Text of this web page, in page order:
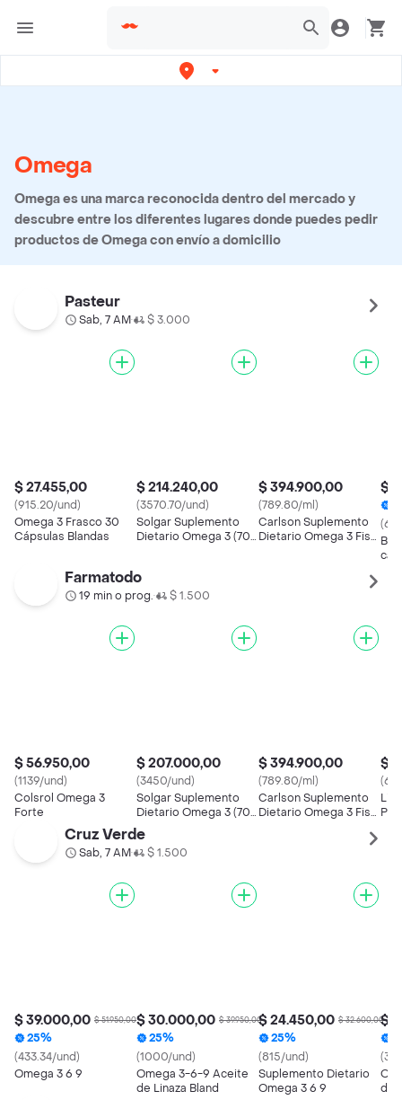
Omega
Omega es una marca reconocida dentro del mercado y
descubre entre los diferentes lugares donde puedes pedir
productos de Omega con envío a domicilio
Pasteur
Sab, 7 AM• $ 3.000
$ 27.455,00
(915.20/und)
Omega 3 Frasco 30
Cápsulas Blandas
$ 214.240,00
(3570.70/und)
Solgar Suplemento
Dietario Omega 3 (700
$ 394.900,00
(789.80/ml)
Carlson Suplemento
Dietario Omega 3 Fish
$
Farmatodo
19 min o prog.• $ 1.500
$ 56.950,00
(1139/und)
Colsrol Omega 3
Forte
$ 207.000,00
(3450/und)
Solgar Suplemento
Dietario Omega 3 (700
$ 394.900,00
(789.80/ml)
Carlson Suplemento
Dietario Omega 3 Fish
$
Cruz Verde
Sab, 7 AM• $ 1.500
$ 39.000,00 $ 51.950,00
25%
(433.34/und)
Omega 3 6 9
$ 30.000,00 $ 39.950,00
25%
(1000/und)
Omega 3-6-9 Aceite
de Linaza Bland
$ 24.450,00 $ 32.600,00
25%
(815/und)
Suplemento Dietario
Omega 3 6 9
$
de